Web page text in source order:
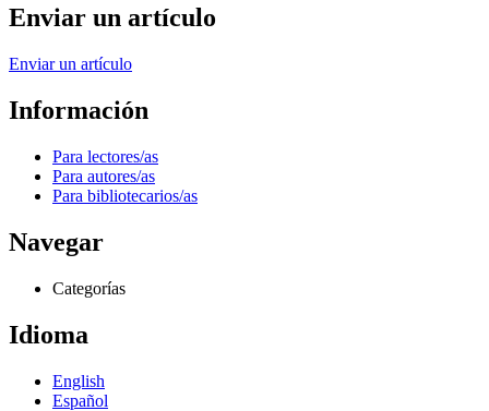
Enviar un artículo
Enviar un artículo
Información
Para lectores/as
Para autores/as
Para bibliotecarios/as
Navegar
Categorías
Idioma
English
Español